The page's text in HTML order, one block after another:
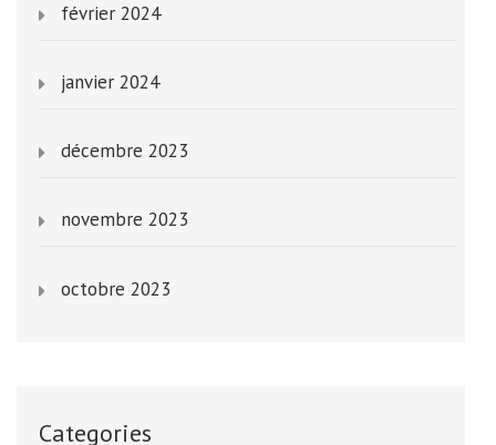
février 2024
janvier 2024
décembre 2023
novembre 2023
octobre 2023
Categories